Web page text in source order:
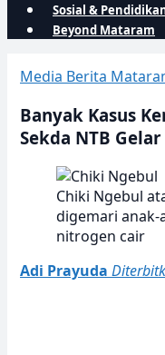
Sosial &
Beyond Mataram
Media Berita
Banyak Kasus
Sekda NTB
Chiki Ngebul
digemari anak-
nitrogen cair
Adi Prayuda